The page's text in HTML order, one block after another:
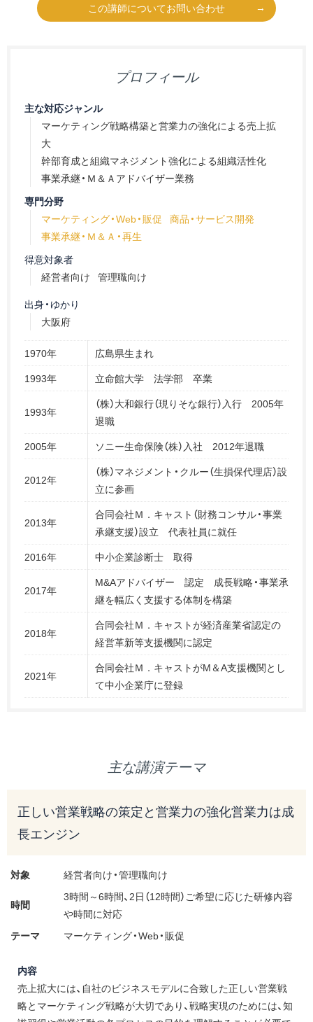
この講師についてお問い合わせ
プロフィール
主な対応ジャンル
マーケティング戦略構築と営業力の強化による売上拡
大
幹部育成と組織マネジメント強化による組織活性化
事業承継・Ｍ＆Ａアドバイザー業務
専門分野
マーケティング・Web・販促 商品・サービス開発
事業承継・Ｍ＆Ａ・再生
得意対象者
経営者向け 管理職向け
出身・ゆかり
大阪府
1970年
広島県生まれ
1993年
立命館大学 法学部 卒業
1993年
（株）大和銀行（現りそな銀行）入行 2005年
退職
2005年
ソニー生命保険（株）入社 2012年退職
2012年
（株）マネジメント・クルー（生損保代理店）設
立に参画
2013年
合同会社Ｍ．キャスト（財務コンサル・事業
承継支援）設立 代表社員に就任
2016年
中小企業診断士 取得
2017年
M&Aアドバイザー 認定 成長戦略・事業承
継を幅広く支援する体制を構築
2018年
合同会社Ｍ．キャストが経済産業省認定の
経営革新等支援機関に認定
2021年
合同会社Ｍ．キャストがM＆A支援機関とし
て中小企業庁に登録
主な講演テーマ
正しい営業戦略の策定と営業力の強化営業力は成
長エンジン
対象 経営者向け・管理職向け
時間
3時間～6時間、2日（12時間）ご希望に応じた研修内容
や時間に対応
テーマ
マーケティング・Web・販促
内容
売上拡大には、自社のビジネスモデルに合致した正しい営業戦
略とマーケティング戦略が大切であり、戦略実現のためには、知